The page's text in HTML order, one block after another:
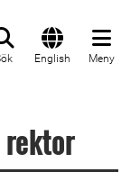
English Meny
rektor